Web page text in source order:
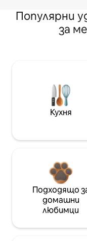
Популярни
за
Кухня
Подходящо
домашни
любимци